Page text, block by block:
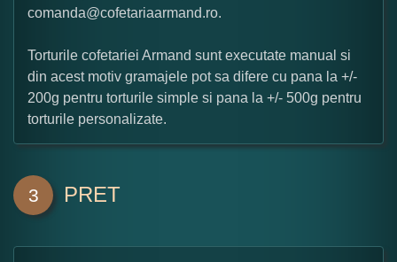
comanda@cofetariaarmand.ro.
Torturile cofetariei Armand sunt executate manual si
din acest motiv gramajele pot sa difere cu pana la +/-
200g pentru torturile simple si pana la +/- 500g pentru
torturile personalizate.
3 PRET